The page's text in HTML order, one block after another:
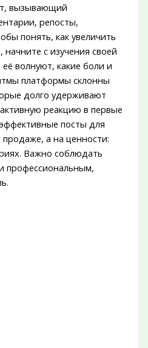
вызывающий
репосты,
понять, как увеличить
начните с изучения своей
волнуют, какие боли и
платформы склонны
долго удерживают
реакцию в первые
посты для
продаже, а на ценности:
Важно соблюдать
профессиональным,